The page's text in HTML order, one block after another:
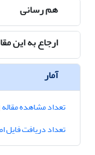
هم رسانی
ارجاع به این
آمار
تعداد مشاهده مقاله
تعداد دریافت فایل